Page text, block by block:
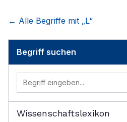
← Alle Begriffe mit „L“
Begriff suchen
Wissenschaftslexikon